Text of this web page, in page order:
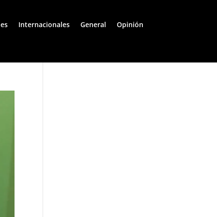
Internacionales General Opinión